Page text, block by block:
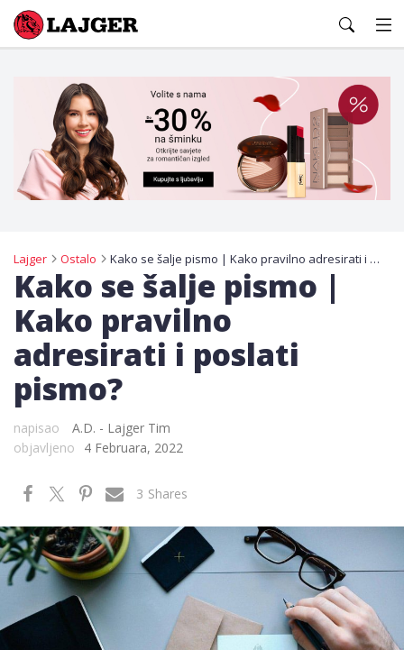
Lajger
Lajger Ostalo Kako se šalje pismo | Kako pravilno adresirati i poslati pismo?
Kako se šalje pismo |
Kako pravilno
adresirati i poslati
pismo?
napisao
A.D. - Lajger Tim
objavljeno
4 Februara, 2022
Shares
3